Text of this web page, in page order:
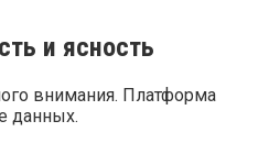
и ясность
внимания. Платформа
данных.